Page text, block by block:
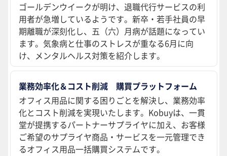
ゴールデンウイークが明け、退職代行サービスの利
用者が急増しているようです。新卒・若手社員の早
期離職が深刻化し、五（六）月病が話題になってい
ます。気象病と仕事のストレスが重なる6月に向
け、メンタルヘルス対策を紹介します。
業務効率化＆コスト削減 購買プラットフォーム
オフィス用品に関する困りごとを解決し、業務効率
化とコスト削減を実現いたします。Kobuyは、一貫
堂が提携するパートナーサプライヤに加え、お客様
ご希望のサプライヤ商品・サービスを一元管理でき
るオフィス用品一括購買システムです。